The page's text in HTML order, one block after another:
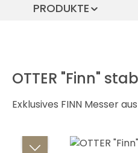
PRODUKTE
OTTER "Finn"
Exklusives FINN Messer
Bildergalerie überspringen